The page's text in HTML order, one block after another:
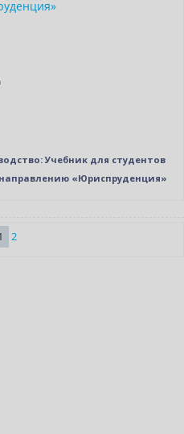
Учебник для студентов
«Юриспруденция»
2